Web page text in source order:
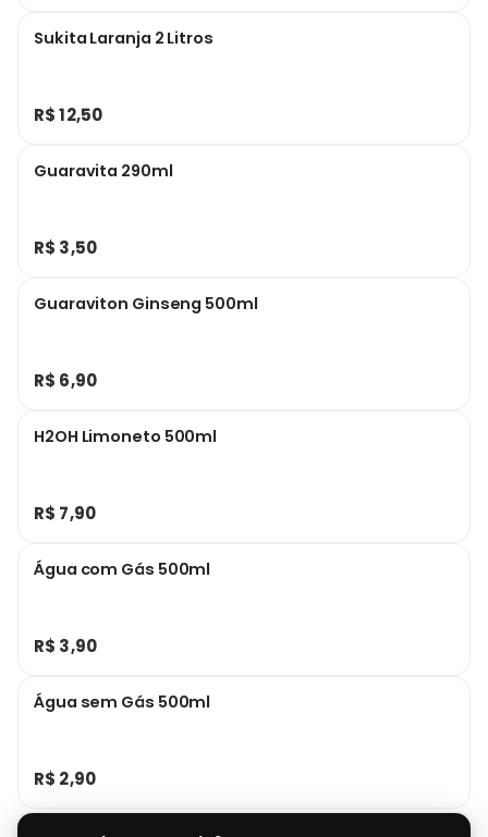
Sukita Laranja 2 Litros
R$ 12,50
Guaravita 290ml
R$ 3,50
Guaraviton Ginseng 500ml
R$ 6,90
H2OH Limoneto 500ml
R$ 7,90
Água com Gás 500ml
R$ 3,90
Água sem Gás 500ml
R$ 2,90